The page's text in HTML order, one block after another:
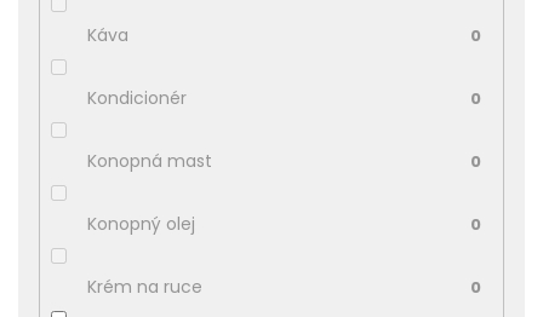
Káva 0
Kondicionér 0
Konopná mast 0
Konopný olej 0
Krém na ruce 0